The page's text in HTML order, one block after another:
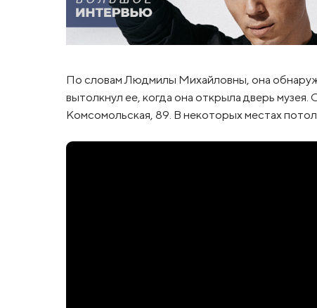
По словам Людмилы Михайловны, она
вытолкнул ее, когда она открыла дверь
Комсомольская, 89. В некоторых местах